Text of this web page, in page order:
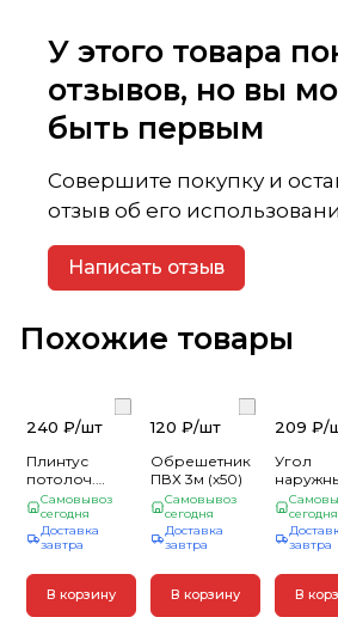
У этого товара
отзывов, но вы
быть первым
Совершите покупку и
отзыв об его
Написать отзыв
Похожие товары
240 ₽/шт
Плинтус
потолоч.
серебро д/я
ПВХ панелей
(30)
Самовывоз
сегодня
Доставка
завтра
В корзину
120 ₽/шт
Обрешетник
ПВХ 3м (х50)
Самовывоз
сегодня
Доставка
завтра
В корзину
209 ₽/
Угол
Белый
(уп.32шт)
сегодня
завтра
В